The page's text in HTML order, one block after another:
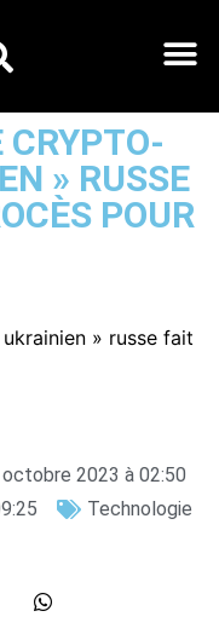
CRYPTO-
» RUSSE
POUR
» russe fait
2023 à 02:50
Technologie